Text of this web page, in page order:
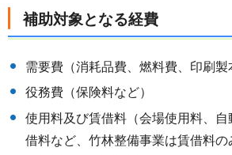
補助対象となる経費
需要費（消耗品費、燃料費、印刷製
役務費（保険料など）
使用料及び賃借料（会場使用料、
借料など、竹林整備事業は賃借料の